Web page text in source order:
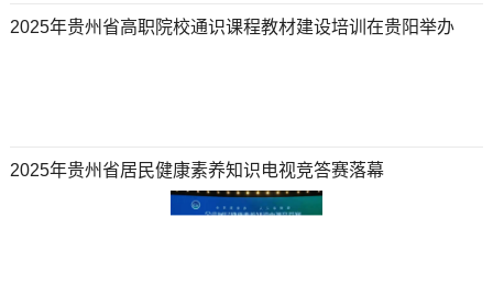
2025年贵州省高职院校通识课程教材建设培训在贵阳举办
2025年贵州省居民健康素养知识电视竞答赛落幕